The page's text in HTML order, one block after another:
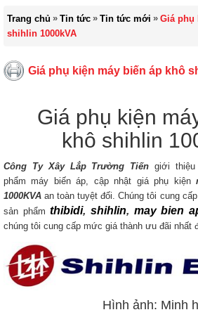
Trang chủ » Tin tức » Tin tức mới » Giá phụ
shihlin 1000kVA
Giá phụ kiện máy biến áp khô
Giá phụ kiện
khô shihlin
Công Ty Xây Lắp Trường Tiến giới
phẩm máy biến áp, cập nhật giá phụ kiện
1000KVA an toàn tuyệt đối. Chúng tôi cung
sản phẩmthibidi, shihlin, may bien
chúng tôi cung cấp mức giá thành ưu đãi nhất
Hình ảnh: Minh